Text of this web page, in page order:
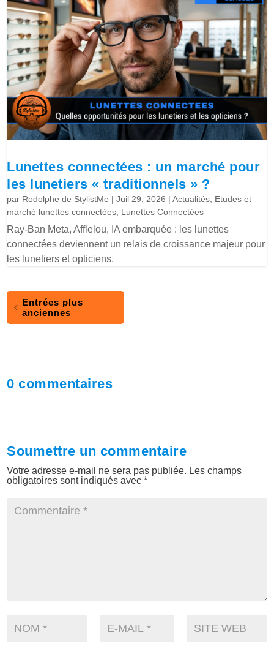
Lunettes connectées : un marché pour
les lunetiers « traditionnels » ?
par Rodolphe de StylistMe |Juil 29, 2026 |Actualités Etudes et
marché lunettes connectées Lunettes Connectées
Ray-Ban Meta, Afflelou, IA embarquée : les lunettes
connectées deviennent un relais de croissance majeur pour
les lunetiers et opticiens.
Entrées plus
anciennes
0 commentaires
Soumettre un commentaire
Votre adresse e-mail ne sera pas publiée. Les champs
obligatoires sont indiqués avec*